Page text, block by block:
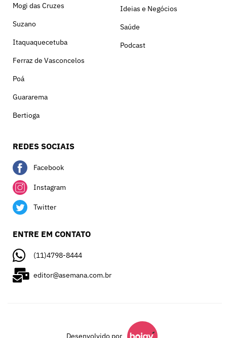
Mogi das Cruzes
Suzano
Itaquaquecetuba
Ferraz de Vasconcelos
Poá
Guararema
Bertioga
Ideias e Negócios
Saúde
Podcast
REDES SOCIAIS
Facebook
Instagram
Twitter
ENTRE EM CONTATO
(11)4798-8444
editor@asemana.com.br